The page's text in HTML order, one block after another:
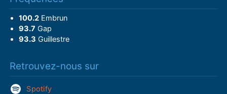
100.2Embrun
93.7 Gap
93.3 Guillestre
Retrouvez-nous sur
Spotify